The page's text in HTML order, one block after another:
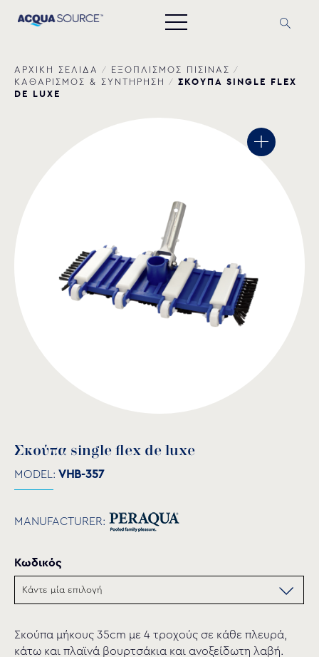
ΑΡΧΙΚΗ ΣΕΛΙΔΑ / ΕΞΟΠΛΙΣΜΟΣ ΠΙΣΙΝΑΣ /
ΚΑΘΑΡΙΣΜΟΣ & ΣΥΝΤΗΡΗΣΗ / ΣΚΟΥΠΑ SINGLE FLEX
DE LUXE
Σκούπα single flex de luxe
MODEL: VHB-357
MANUFACTURER:
Κωδικός
Σκούπα μήκους 35cm με 4 τροχούς σε κάθε πλευρά,
κάτω και πλαϊνά βουρτσάκια και ανοξείδωτη λαβή.